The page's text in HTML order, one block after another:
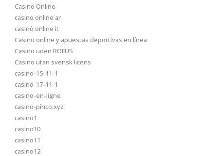
Casino Online
casino online ar
casinò online it
Casino online y apuestas deportivas en línea
Casino uden ROFUS
Casino utan svensk licens
casino-15-11-1
casino-17-11-1
casino-en-ligne
casino-pinco.xyz
casino1
casino10
casino11
casino12